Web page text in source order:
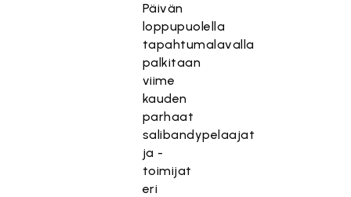
Päivän
loppupuolella
tapahtumalavalla
palkitaan
viime
kauden
parhaat
salibandypelaajat
ja -
toimijat
eri